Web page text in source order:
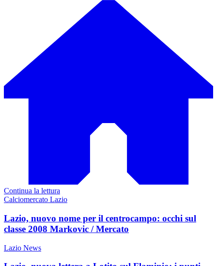
Continua la lettura
Calciomercato Lazio
Lazio, nuovo nome per il centrocampo: occhi sul
classe 2008 Markovic / Mercato
Lazio News